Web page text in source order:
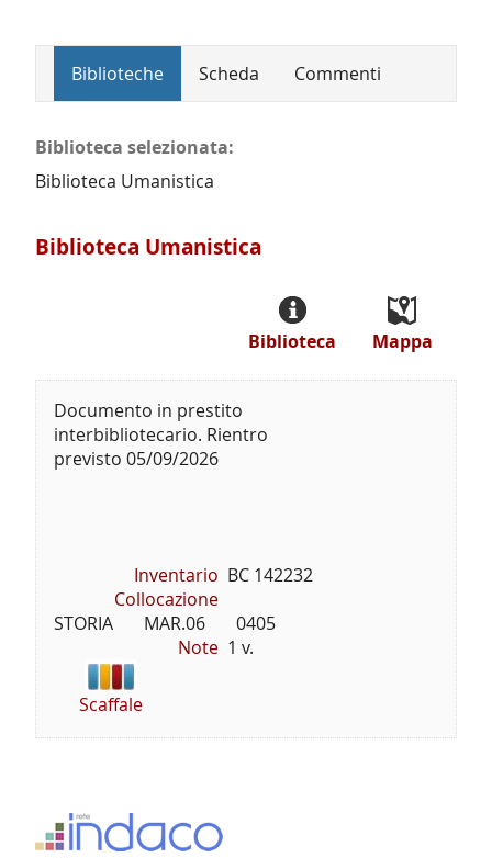
Biblioteche Scheda Commenti
Biblioteca selezionata:
Biblioteca Umanistica
Biblioteca Umanistica
Mappa
Biblioteca
Documento in prestito
interbibliotecario. Rientro
previsto 05/09/2026
Inventario BC 142232
Collocazione
STORIA       MAR.06       0405
Note 1 v.
Scaffale